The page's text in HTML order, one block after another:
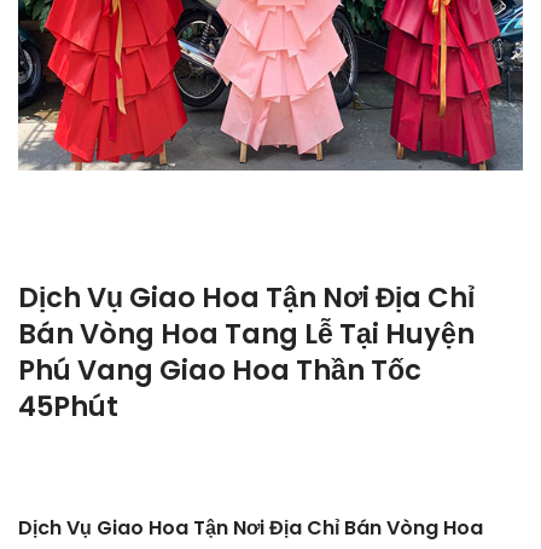
Dịch Vụ Giao Hoa Tận Nơi Địa Chỉ
Bán Vòng Hoa Tang Lễ Tại Huyện
Phú Vang Giao Hoa Thần Tốc
45Phút
Dịch Vụ Giao Hoa Tận Nơi Địa Chỉ Bán Vòng Hoa